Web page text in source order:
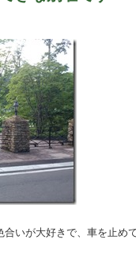
いが大好きで、車を止め